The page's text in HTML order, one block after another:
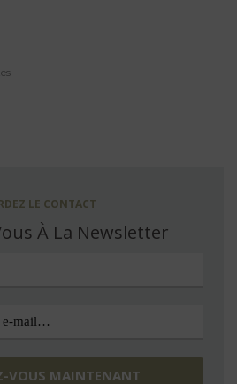
LE CONTACT
À La Newsletter